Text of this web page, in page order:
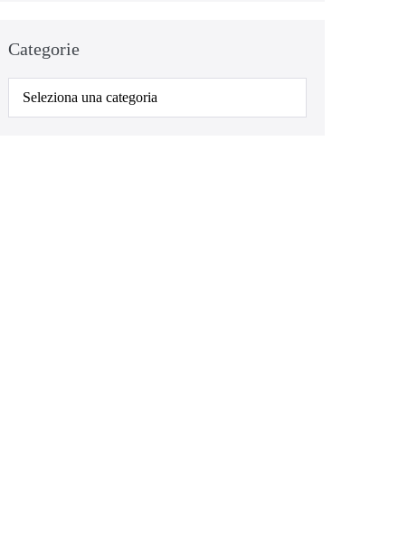
Categorie